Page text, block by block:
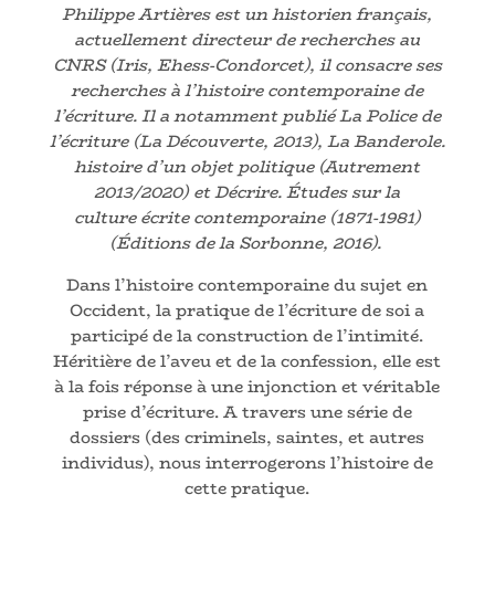
Philippe Artières est un historien français,
actuellement directeur de recherches au
CNRS (Iris, Ehess-Condorcet), il consacre ses
recherches à l’histoire contemporaine de
l’écriture. Il a notamment publié La Police de
l’écriture (La Découverte, 2013), La Banderole.
histoire d’un objet politique (Autrement
2013/2020) et Décrire. Études sur la
culture écrite contemporaine (1871-1981)
(Éditions de la Sorbonne, 2016).
Dans l’histoire contemporaine du sujet en
Occident, la pratique de l’écriture de soi a
participé de la construction de l’intimité.
Héritière de l’aveu et de la confession, elle est
à la fois réponse à une injonction et véritable
prise d’écriture. A travers une série de
dossiers (des criminels, saintes, et autres
individus), nous interrogerons l’histoire de
cette pratique.